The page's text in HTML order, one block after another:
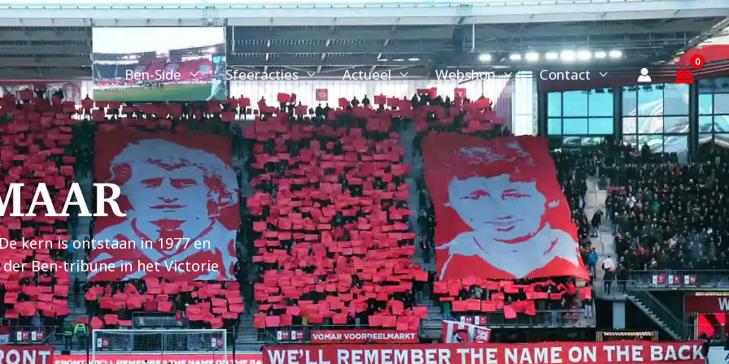
Ben-Side Sfeeracties Actueel Webshop Contact
kern is ontstaan in 1977 en
der Ben-tribune in het Victorie